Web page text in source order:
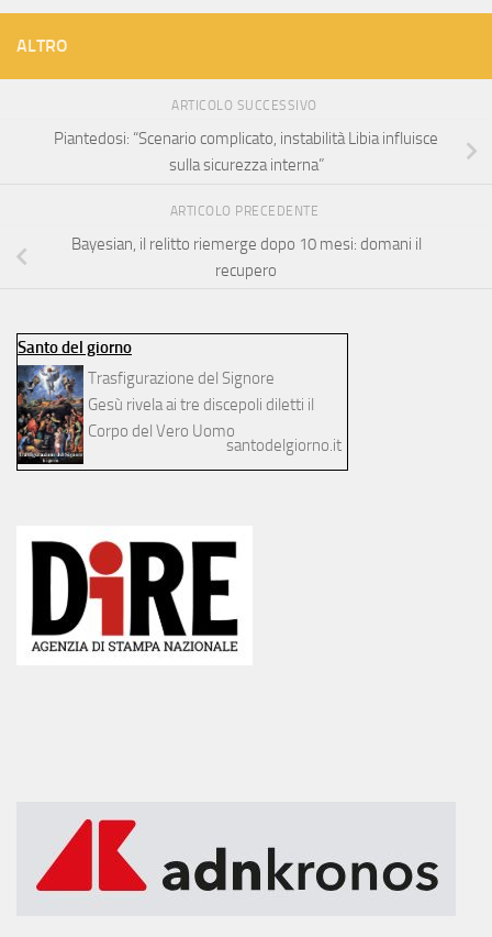
ALTRO
ARTICOLO SUCCESSIVO
Piantedosi: “Scenario complicato, instabilità Libia influisce
sulla sicurezza interna”
ARTICOLO PRECEDENTE
Bayesian, il relitto riemerge dopo 10 mesi: domani il
recupero
Santo del giorno
Trasfigurazione del Signore
Gesù rivela ai tre discepoli diletti il
Corpo del Vero Uomo
santodelgiorno.it